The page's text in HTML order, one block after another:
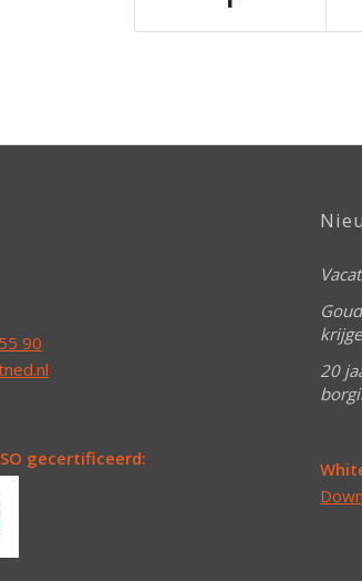
90
gecertificeerd:
20